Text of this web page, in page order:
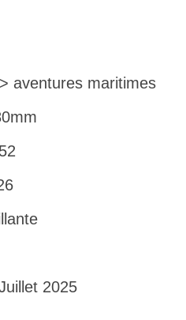
aventures maritimes
2025